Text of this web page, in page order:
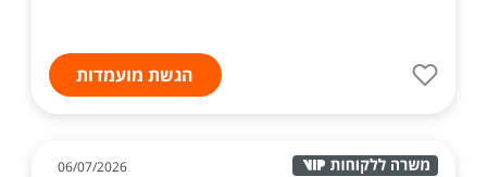
הגשת מועמדות
06/07/2026